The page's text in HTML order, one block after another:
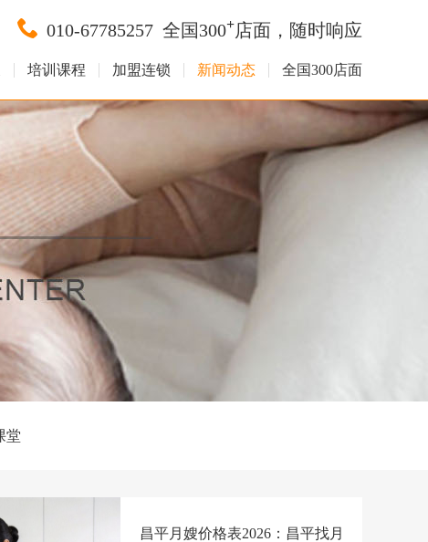
010-67785257 全国300+店面，随时响应
培训课程 加盟连锁 新闻动态 全国300店面
堂
昌平月嫂价格表2026：昌平找月